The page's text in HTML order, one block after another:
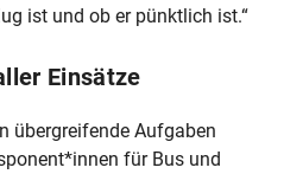
ist und ob er pünktlich ist.“
Einsätze
übergreifende Aufgaben
für Bus und